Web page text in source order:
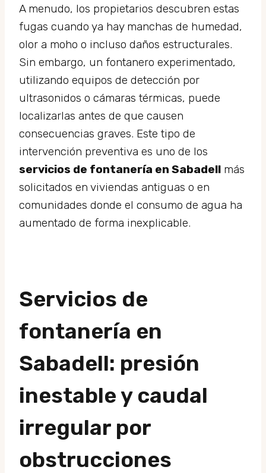
A menudo, los propietarios descubren estas
fugas cuando ya hay manchas de humedad,
olor a moho o incluso daños estructurales.
Sin embargo, un fontanero experimentado,
utilizando equipos de detección por
ultrasonidos o cámaras térmicas, puede
localizarlas antes de que causen
consecuencias graves. Este tipo de
intervención preventiva es uno de los
servicios de fontanería en Sabadell más
solicitados en viviendas antiguas o en
comunidades donde el consumo de agua ha
aumentado de forma inexplicable.
Servicios de
fontanería en
Sabadell: presión
inestable y caudal
irregular por
obstrucciones